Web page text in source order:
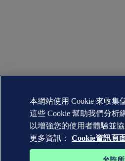
本網站使用 Cookie 來收集
這些 Cookie 幫助我們分析
以增強您的使用者體驗並
更多資訊：
Cookie資訊頁